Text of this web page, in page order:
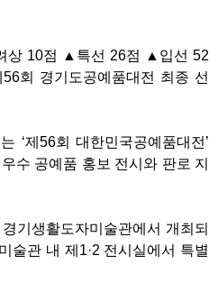
상 10점 ▲특선 26점 ▲입선 52
회 경기도공예품대전 최종 선
‘제56회 대한민국공예품대전’
수 공예품 홍보 전시와 판로 지
기생활도자미술관에서 개최되
술관 내 제1·2 전시실에서 특별